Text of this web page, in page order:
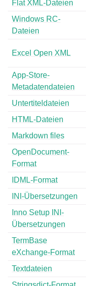
Flat XML-Dateien
Windows RC-
Dateien
Excel Open XML
App-Store-
Metadatendateien
Untertiteldateien
HTML-Dateien
Markdown files
OpenDocument-
Format
IDML-Format
INI-Übersetzungen
Inno Setup INI-
Übersetzungen
TermBase
eXchange-Format
Textdateien